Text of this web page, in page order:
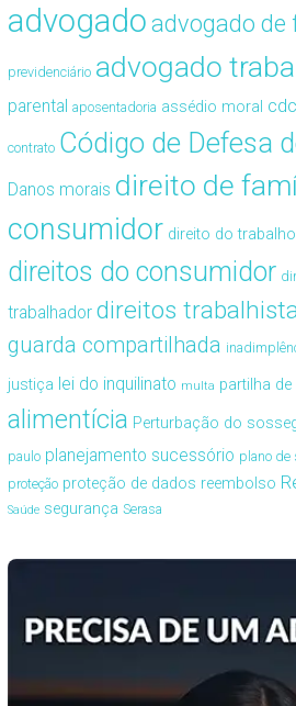
advogado advogado de
previdenciário advogado
parental aposentadoria assédio moral cdc
contrato Código de Defesa
Danos morais direito de
consumidor direito do trabalho
direitos do consumidor
trabalhador direitos
guarda compartilhada
justiça lei do inquilinato multa partilha de
alimentícia Perturbação do
paulo planejamento sucessório plano de
proteção proteção de dados reembolso
Saúde segurança Serasa